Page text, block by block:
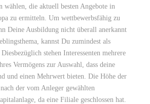
wählen, die aktuell besten Angebote in
zu ermitteln. Um wettbewerbsfähig zu
Deine Ausbildung nicht überall anerkannt
kannst Du zumindest als
stehen Interessenten mehrere
Vermögens zur Auswahl, dass deine
und einen Mehrwert bieten. Die Höhe der
der vom Anleger gewählten
da eine Filiale geschlossen hat.